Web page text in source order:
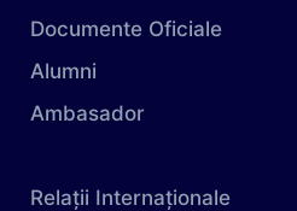
Documente Oficiale
Alumni
Ambasador
Relații Internaționale